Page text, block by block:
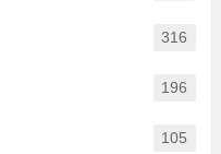
316
196
105